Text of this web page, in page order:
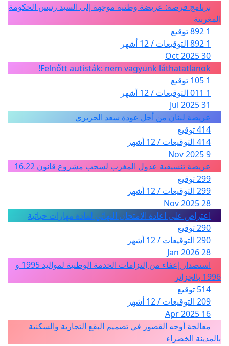
برنامج فرصة: عريضة وطنية موجهة إلى السيد رئيس الحكومة
المغربية
1 892 توقيع
1 892 التوقيعات / 12 أشهر
30 Oct 2025
Felnőtt autisták: nem vagyunk láthatatlanok!
1 105 توقيع
1 011 التوقيعات / 12 أشهر
31 Jul 2025
عريضة لبنان من أجل عودة سعد الحريري
414 توقيع
414 التوقيعات / 12 أشهر
9 Nov 2025
عريضة تنسيقية عدول المغرب لسحب مشروع قانون 16.22
299 توقيع
299 التوقيعات / 12 أشهر
28 Nov 2025
اعتراض على اعادة الامتحان النهائي لمادة مهارات حياتية
290 توقيع
290 التوقيعات / 12 أشهر
28 Jan 2026
استصدار إعفاء من إلتزامات الخدمة الوطنية لمواليد 1995 و
1996 بالجزائر
514 توقيع
209 التوقيعات / 12 أشهر
16 Apr 2025
معالجة أوجه القصور في تصميم البقع التجارية والسكنية
بالمدينة الخضراء